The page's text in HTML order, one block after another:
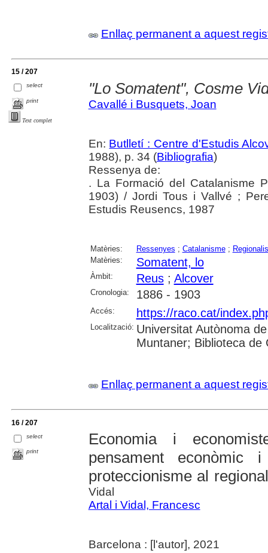
Enllaç permanent a aquest
15 / 207
select
print
Text complet
"Lo Somatent", Cosme
Cavallé i Busquets, Joan
En: Butlletí : Centre d'Estudis
1988), p. 34 (Bibliografia)
Ressenya de:
. La Formació del Catalanisme
1903) / Jordi Tous i Vallvé ;
Estudis Reusencs, 1987
Matèries: Ressenyes ; Catalanisme;
Matèries:
Somatent, lo
Àmbit: Reus; Alcover
Cronologia: 1886 - 1903
Accés: https://raco.cat/
Localització: Universitat Autònoma
Muntaner; Biblioteca de
Enllaç permanent a aquest
16 / 207
select
print
Economia i
pensament
proteccionisme al
Vidal
Artal i Vidal, Francesc
Barcelona : [l'autor], 2021